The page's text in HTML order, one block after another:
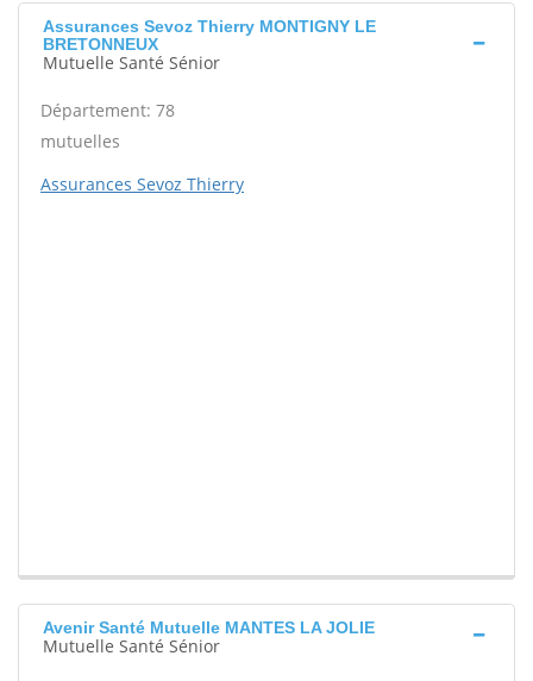
Assurances Sevoz Thierry MONTIGNY LE
BRETONNEUX
Mutuelle Santé Sénior
Département: 78
mutuelles
Assurances Sevoz Thierry
Avenir Santé Mutuelle MANTES LA JOLIE
Mutuelle Santé Sénior